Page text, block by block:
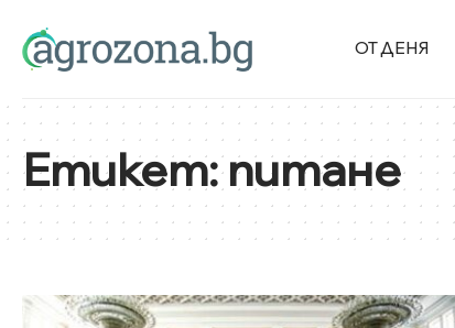
ОТ ДЕНЯ
Етикет:питане